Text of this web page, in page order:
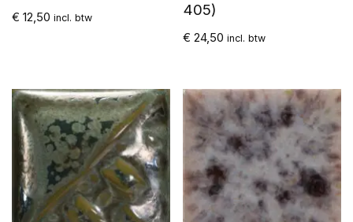
€ 12,50 incl. btw
405)
€ 24,50 incl. btw